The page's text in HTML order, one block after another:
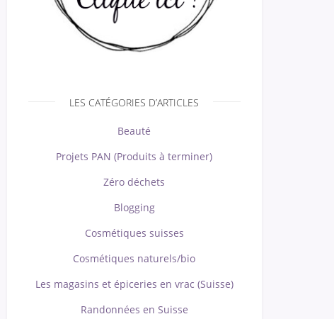
LES CATÉGORIES D’ARTICLES
Beauté
Projets PAN (Produits à terminer)
Zéro déchets
Blogging
Cosmétiques suisses
Cosmétiques naturels/bio
Les magasins et épiceries en vrac (Suisse)
Randonnées en Suisse